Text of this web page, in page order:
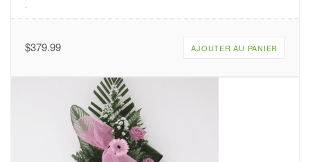
$379.99 AJOUTER AU PANIER